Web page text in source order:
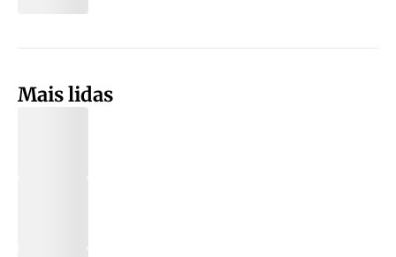
Mais lidas